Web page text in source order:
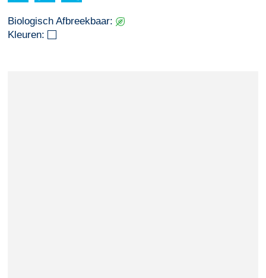
Biologisch Afbreekbaar:
Kleuren: